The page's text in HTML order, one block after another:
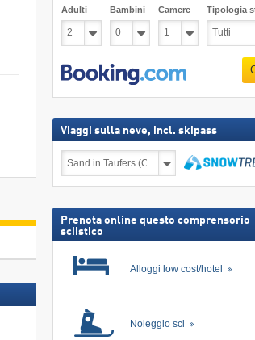
Adulti Bambini Camere Tipologia
Viaggi sulla neve, incl. skipass
sulla
Prenota online questo comprensorio
sciistico
Alloggi low cost/hotel
Noleggio sci